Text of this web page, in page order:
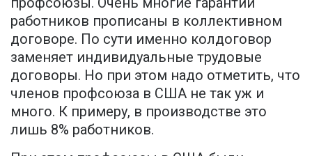
работников прописаны в коллективном
договоре. По сути именно колдоговор
заменяет индивидуальные трудовые
договоры. Но при этом надо отметить, что
членов профсоюза в США не так уж и
много. К примеру, в производстве это
лишь 8% работников.